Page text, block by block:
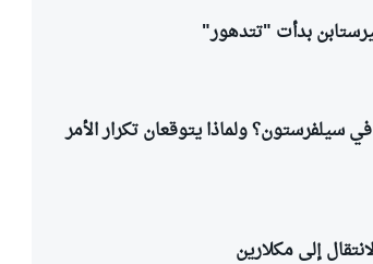
بدأت "تتدهور"
سيلفرستون؟ ولماذا يتوقعان تكرار الأمر
إلى مكلارين